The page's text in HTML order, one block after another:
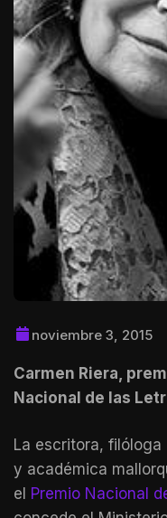
noviembre 3, 2015
Carmen Riera,
Nacional de las
La escritora, filóloga
y académica
el Premio Nacional